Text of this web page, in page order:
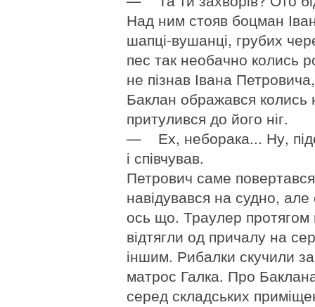
Над ним стояв боцман
шапці-вушанці, грубих
пес так необачно колись
не пізнав Івана
Баклан ображався колись
притулився до його ніг.
— Ех, неборака... Ну,
і співчував.
Петрович саме
навідувався на судно,
ось що. Траулер
відтягли од причалу на
іншим. Рибалки скучили
матрос Галка. Про
серед складських